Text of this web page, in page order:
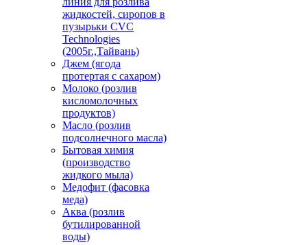
жидкостей, сиропов в
пузырьки CVC
Technologies
(2005г.,Тайвань)
Джем (ягода
протертая с сахаром)
Молоко (розлив
кисломолочных
продуктов)
Масло (розлив
подсолнечного масла)
Бытовая химия
(производство
жидкого мыла)
Медофит (фасовка
меда)
Аква (розлив
бутилированной
воды)